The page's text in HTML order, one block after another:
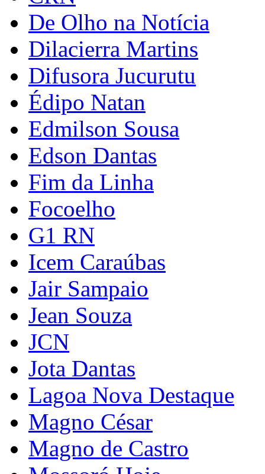
De Olho na Notícia
Dilacierra Martins
Difusora Jucurutu
Édipo Natan
Edmilson Sousa
Edson Dantas
Fim da Linha
Focoelho
G1 RN
Icem Caraúbas
Jair Sampaio
Jean Souza
JCN
Jota Dantas
Lagoa Nova Destaque
Magno César
Magno de Castro